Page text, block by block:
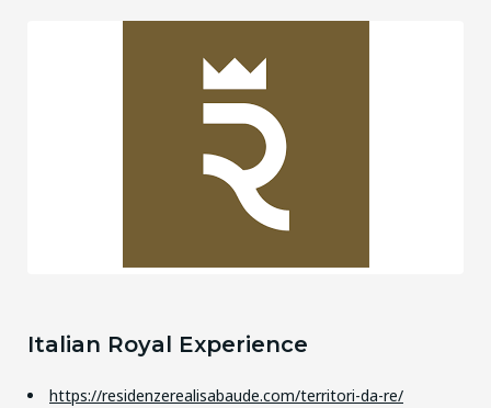
Italian Royal Experience
https://residenzerealisabaude.com/territori-da-re/